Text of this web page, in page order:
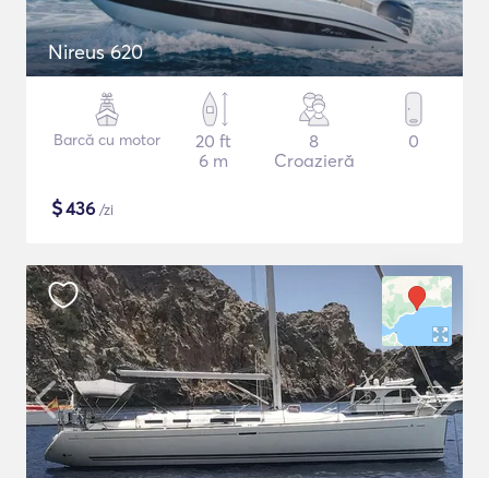
Nireus 620
Barcă cu motor
20 ft
6 m
8
Croazieră
0
$436 /zi